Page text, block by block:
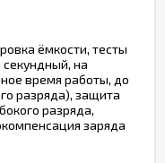
ёмкости, тесты
секундный, на
время работы, до
разряда), защита
разряда,
заряда